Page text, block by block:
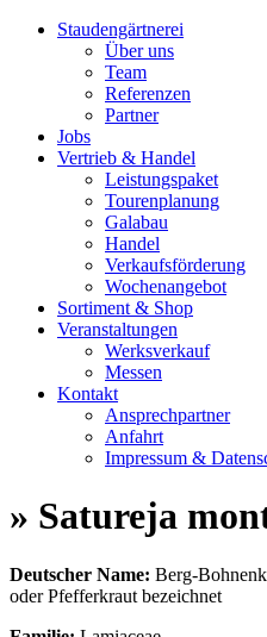
Staudengärtnerei
Über uns
Team
Referenzen
Partner
Jobs
Vertrieb & Handel
Leistungspaket
Tourenplanung
Galabau
Handel
Verkaufsförderung
Wochenangebot
Sortiment & Shop
Veranstaltungen
Werksverkauf
Messen
Kontakt
Ansprechpartner
Anfahrt
Impressum &
» Satureja
Deutscher Name: Berg-
oder Pfefferkraut bezeichnet